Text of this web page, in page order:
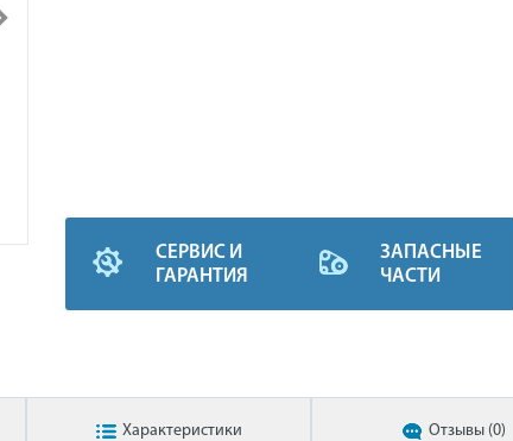
СЕРВИС И
ГАРАНТИЯ
ЗАПАСНЫЕ
ЧАСТИ
Характеристики Отзывы (0)